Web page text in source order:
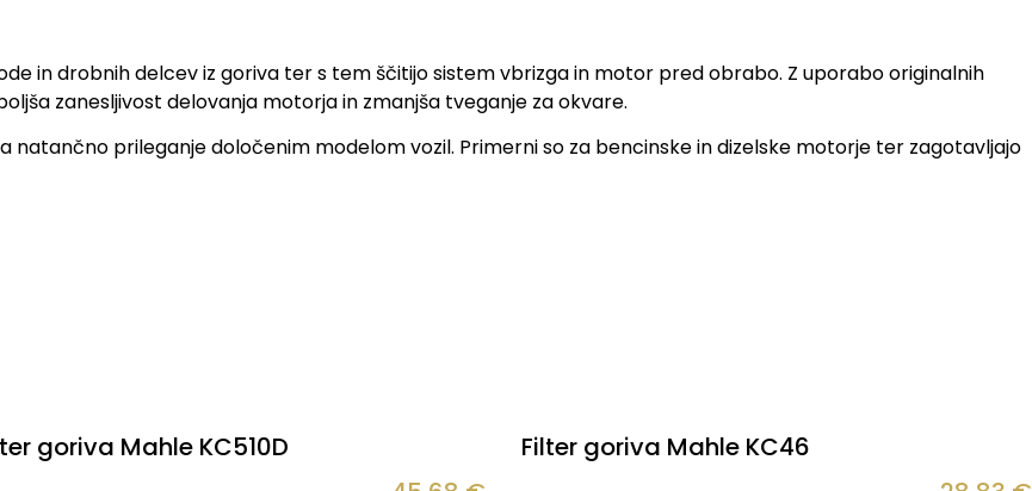
in drobnih delcev iz goriva ter s tem ščitijo sistem vbrizga in motor pred obrabo. Z uporabo originalnih
zanesljivost delovanja motorja in zmanjša tveganje za okvare.
natančno prileganje določenim modelom vozil. Primerni so za bencinske in dizelske motorje ter zagotavljajo
goriva Mahle KC510D
Filter goriva Mahle KC46